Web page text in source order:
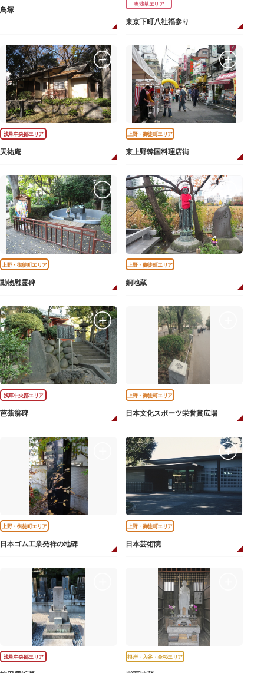
鳥塚
奥浅草エリア
東京下町八社福参り
浅草中央部エリア
天祐庵
上野・御徒町エリア
東上野韓国料理店街
上野・御徒町エリア
動物慰霊碑
上野・御徒町エリア
銅地蔵
浅草中央部エリア
芭蕉翁碑
上野・御徒町エリア
日本文化スポーツ栄誉賞広場
上野・御徒町エリア
日本ゴム工業発祥の地碑
上野・御徒町エリア
日本芸術院
浅草中央部エリア 根岸・入谷・金杉エリア